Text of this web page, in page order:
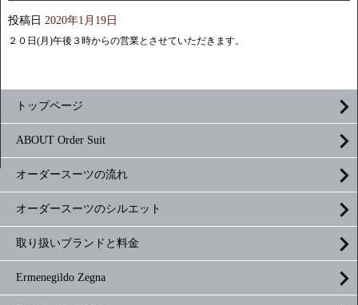
投稿日 2020年1月19日
２０日(月)午後３時からの営業とさせていただきます。
トップページ
ABOUT Order Suit
オーダースーツの流れ
オーダースーツのシルエット
取り扱いブランドと料金
Ermenegildo Zegna